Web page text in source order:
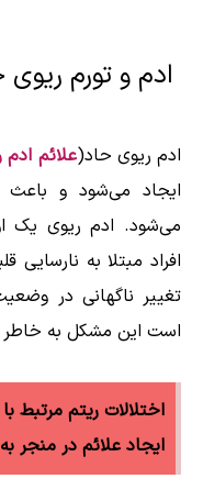
ادم و تورم ریوی
ادم ریوی حاد(علائم ادم
ایجاد می‌شود و
می‌شود. ادم ریوی یک
افراد مبتلا به
تغییر ناگهانی در
است این مشکل به خاطر
اختلالات ریتم مرتبط
ایجاد علائم در